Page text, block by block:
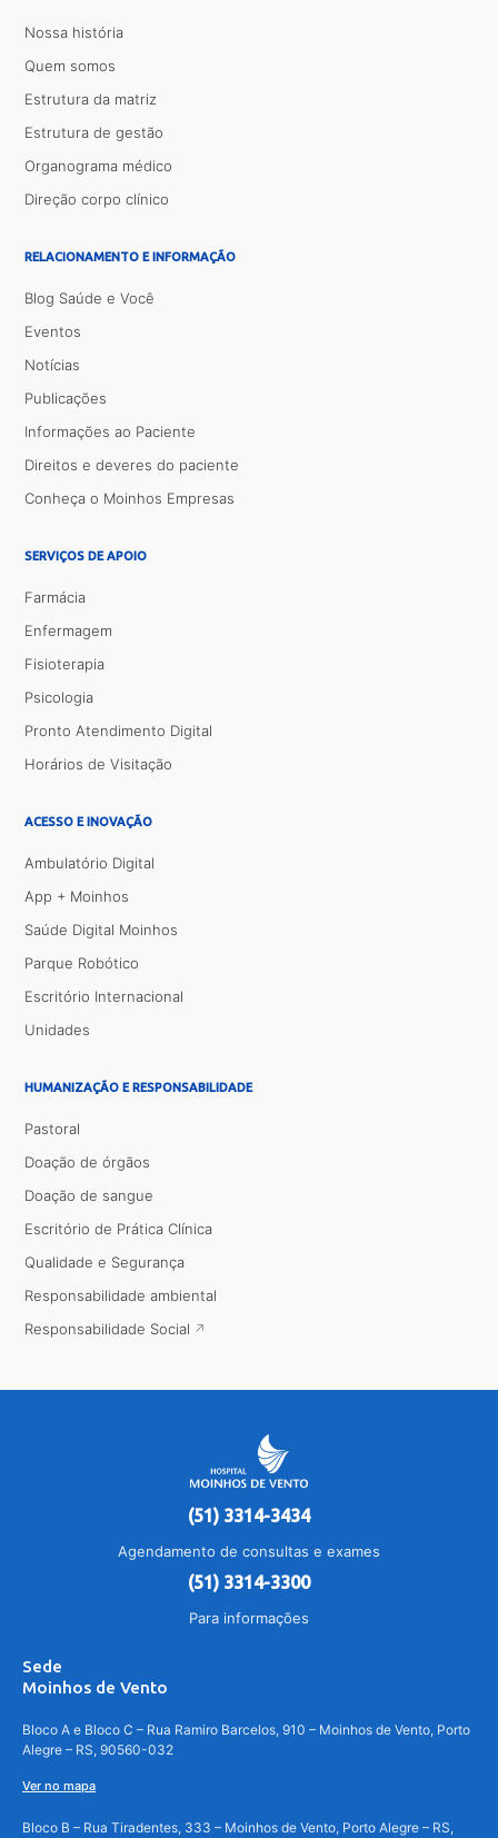
Nossa história
Quem somos
Estrutura da matriz
Estrutura de gestão
Organograma médico
Direção corpo clínico
RELACIONAMENTO E INFORMAÇÃO
Blog Saúde e Você
Eventos
Notícias
Publicações
Informações ao Paciente
Direitos e deveres do paciente
Conheça o Moinhos Empresas
SERVIÇOS DE APOIO
Farmácia
Enfermagem
Fisioterapia
Psicologia
Pronto Atendimento Digital
Horários de Visitação
ACESSO E INOVAÇÃO
Ambulatório Digital
App + Moinhos
Saúde Digital Moinhos
Parque Robótico
Escritório Internacional
Unidades
HUMANIZAÇÃO E RESPONSABILIDADE
Pastoral
Doação de órgãos
Doação de sangue
Escritório de Prática Clínica
Qualidade e Segurança
Responsabilidade ambiental
Responsabilidade Social
(51) 3314-3434
Agendamento de consultas e exames
(51) 3314-3300
Para informações
Sede
Moinhos de Vento
Bloco A e Bloco C – Rua Ramiro Barcelos, 910 – Moinhos de Vento, Porto
Alegre – RS, 90560-032
Ver no mapa
Bloco B – Rua Tiradentes, 333 – Moinhos de Vento, Porto Alegre – RS,